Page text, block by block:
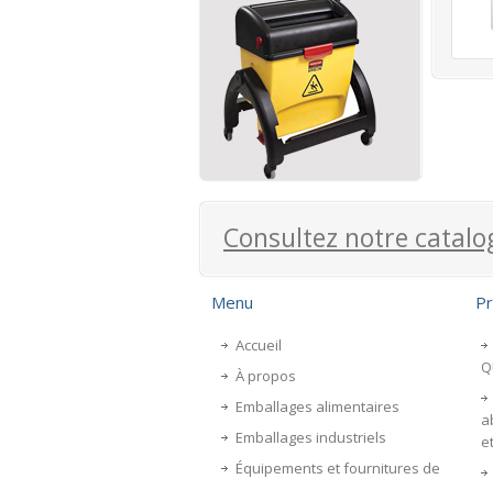
Consultez notre
Menu
Accueil
À propos
Emballages alimentaires
Emballages industriels
Équipements et fournitures de